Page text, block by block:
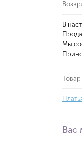
В
Мы
Товар
Вас